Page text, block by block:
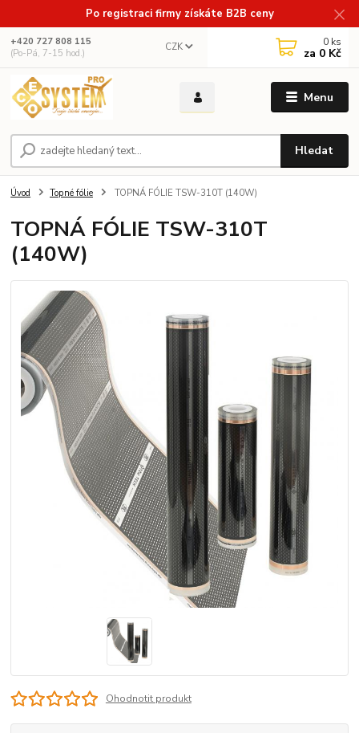
Po registraci firmy získáte B2B ceny
Menu
CZK
Hledat
+420 727 808 115
(Po-Pá, 7-15 hod.)
0 ks
za 0 Kč
Úvod Topné fólie TOPNÁ FÓLIE TSW-310T (140W)
TOPNÁ FÓLIE TSW-310T
(140W)
Ohodnotit produkt